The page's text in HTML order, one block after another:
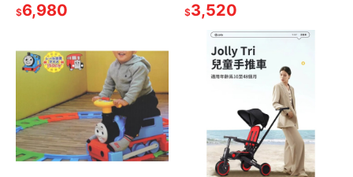
車兒童禮物生日禮物兒童超跑
俱樂部寶馬
$6,980
鎂合金腳踏車
$3,520